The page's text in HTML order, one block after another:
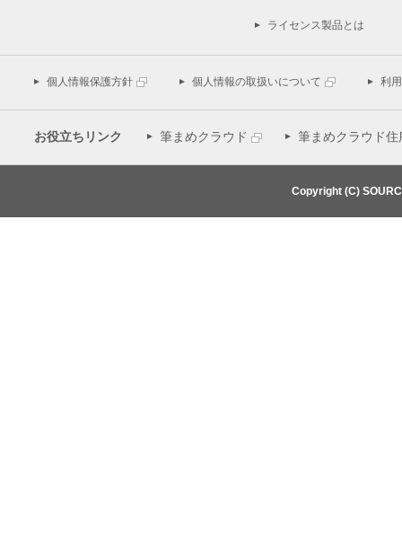
ライセンス製品とは
個人情報保護方針 個人情報の取扱いについて 利
お役立ちリンク 筆まめクラウド 筆まめクラウド住
Copyright (C)